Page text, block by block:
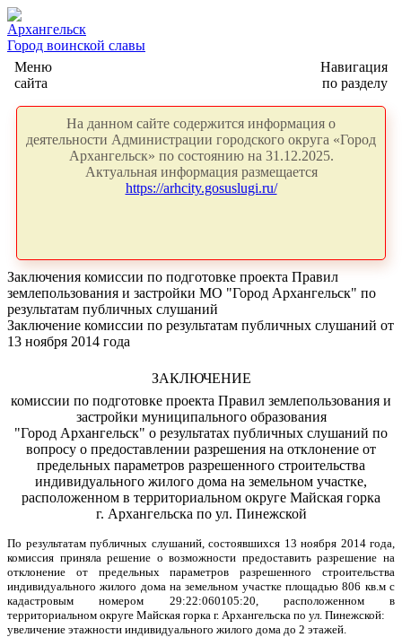
Архангельск
Город воинской славы
Меню
сайта
Навигация
по разделу
На данном сайте содержится информация о
деятельности Администрации городского округа «Город
Архангельск» по состоянию на 31.12.2025.
Актуальная информация размещается
https://arhcity.gosuslugi.ru/
Заключения комиссии по подготовке проекта Правил
землепользования и застройки МО "Город Архангельск" по
результатам публичных слушаний
Заключение комиссии по результатам публичных слушаний от
13 ноября 2014 года
ЗАКЛЮЧЕНИЕ
комиссии по подготовке проекта Правил землепользования и
застройки муниципального образования
"Город Архангельск" о результатах публичных слушаний по
вопросу о предоставлении разрешения на отклонение от
предельных параметров разрешенного строительства
индивидуального жилого дома на земельном участке,
расположенном в территориальном округе Майская горка
г. Архангельска по ул. Пинежской
По результатам публичных слушаний, состоявшихся 13 ноября 2014 года,
комиссия приняла решение о возможности предоставить разрешение на
отклонение от предельных параметров разрешенного строительства
индивидуального жилого дома на земельном участке площадью 806 кв.м с
кадастровым номером 29:22:060105:20, расположенном в
территориальном округе Майская горка г. Архангельска по ул. Пинежской:
увеличение этажности индивидуального жилого дома до 2 этажей.